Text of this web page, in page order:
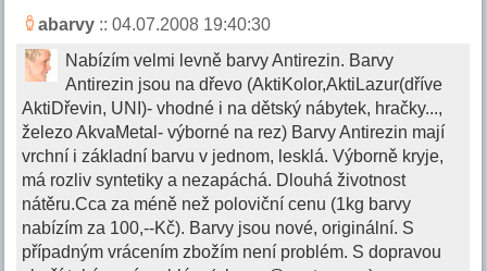
abarvy :: 04.07.2008 19:40:30
Nabízím velmi levně barvy Antirezin. Barvy
Antirezin jsou na dřevo (AktiKolor,AktiLazur(dříve
AktiDřevin, UNI)- vhodné i na dětský nábytek, hračky...,
železo AkvaMetal- výborné na rez) Barvy Antirezin mají
vrchní i základní barvu v jednom, lesklá. Výborně kryje,
má rozliv syntetiky a nezapáchá. Dlouhá životnost
nátěru.Cca za méně než poloviční cenu (1kg barvy
nabízím za 100,--Kč). Barvy jsou nové, originální. S
případným vrácením zbožím není problém. S dopravou